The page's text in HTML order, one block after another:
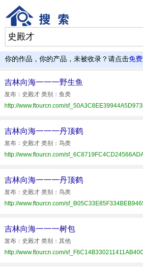
你的作品，你的产品，未被收录？请点击免
吉林向海一一一野生鱼
发布：史殿才 类别：鱼类
吉林向海一一一丹顶鹤
发布：史殿才 类别：鸟类
吉林向海一一一丹顶鹤
发布：史殿才 类别：鸟类
吉林向海一一一树包
发布：史殿才 类别：其他